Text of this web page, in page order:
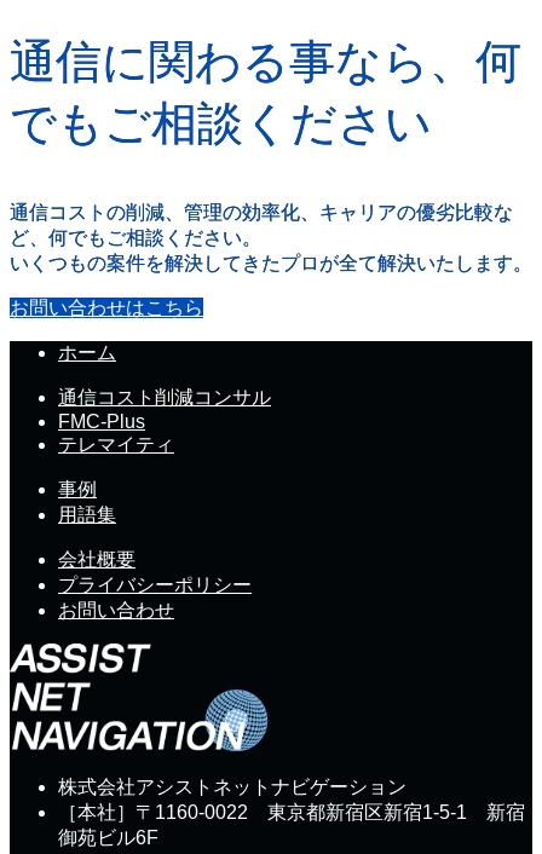
通信に関わる事なら、何
でもご相談ください
通信コストの削減、管理の効率化、キャリアの優劣比較な
ど、何でもご相談ください。
いくつもの案件を解決してきたプロが全て解決いたします。
お問い合わせはこちら
ホーム
通信コスト削減コンサル
FMC-Plus
テレマイティ
事例
用語集
会社概要
プライバシーポリシー
お問い合わせ
株式会社アシストネットナビゲーション
［本社］〒1160-0022 東京都新宿区新宿1-5-1 新宿
御苑ビル6F